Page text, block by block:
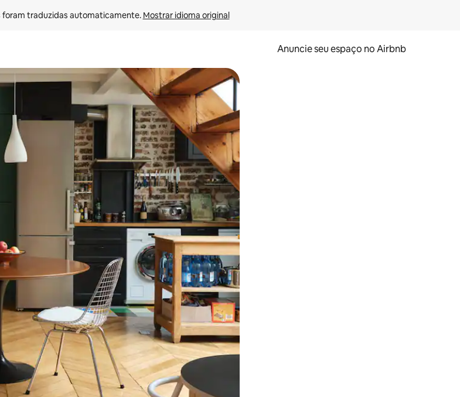
foram traduzidas automaticamente. Mostrar idioma original
Anuncie seu espaço no Airbnb
para cima e para baixo do teclado ou tocando e deslizando o dedo na tela.